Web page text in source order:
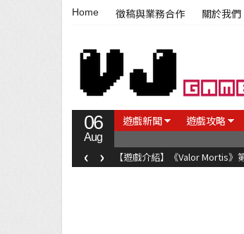
Home 徵稿與業務合作 關於我們
06
Aug
遊戲新聞 遊戲攻略
【遊戲介紹】《Valor Mortis
‹ ›